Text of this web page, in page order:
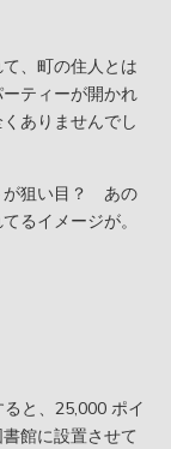
、町の住人とは
ティーが開かれ
ありませんでし
が狙い目？ あの
るイメージが。
と、25,000 ポイ
館に設置させて